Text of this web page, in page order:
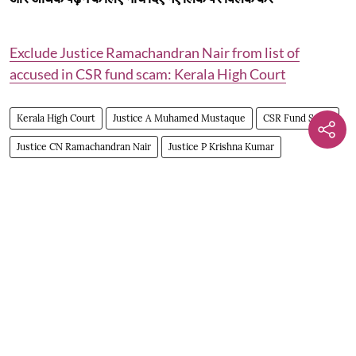
Exclude Justice Ramachandran Nair from list of
accused in CSR fund scam: Kerala High Court
Kerala High Court Justice A Muhamed Mustaque CSR Fund Scam
Justice CN Ramachandran Nair Justice P Krishna Kumar